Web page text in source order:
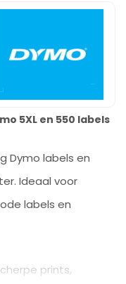
5XL en 550 labels
Dymo labels en
Ideaal voor
labels en
prints,